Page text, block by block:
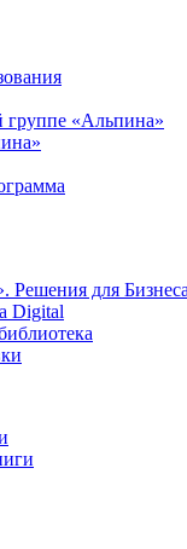
группе «Альпина»
Решения для Бизнеса
Digital